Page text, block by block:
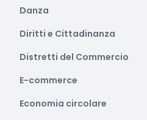
Danza
Diritti e Cittadinanza
Distretti del Commercio
E-commerce
Economia circolare